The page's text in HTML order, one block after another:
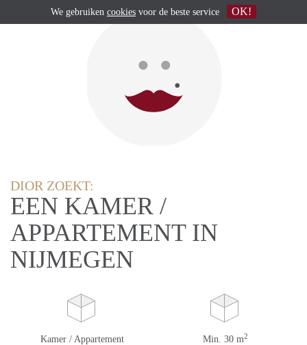
DIOR ZOEKT:
EEN KAMER /
APPARTEMENT IN
NIJMEGEN
Kamer / Appartement Min. 30 m2
We gebruiken cookies voor de beste service OK!